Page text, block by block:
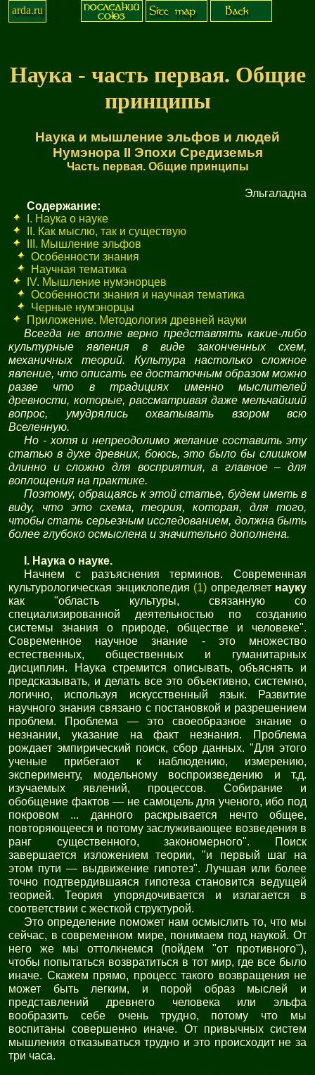
arda.ru
Наука - часть первая. Общие
принципы
Наука и мышление эльфов и людей
Нумэнора II Эпохи Средиземья
Часть первая. Общие принципы
Эльгаладна
Содержание:
I. Наука о науке
II. Как мыслю, так и существую
III. Мышление эльфов
Особенности знания
Научная тематика
IV. Мышление нумэнорцев
Особенности знания и научная тематика
Черные нумэнорцы
Приложение. Методология древней науки
Всегда не вполне верно представлять какие-либо
культурные явления в виде законченных схем,
механичных теорий. Культура настолько сложное
явление, что описать ее достаточным образом можно
разве что в традициях именно мыслителей
древности, которые, рассматривая даже мельчайший
вопрос, умудрялись охватывать взором всю
Вселенную.
Но - хотя и непреодолимо желание составить эту
статью в духе древних, боюсь, это было бы слишком
длинно и сложно для восприятия, а главное – для
воплощения на практике.
Поэтому, обращаясь к этой статье, будем иметь в
виду, что это схема, теория, которая, для того,
чтобы стать серьезным исследованием, должна быть
более глубоко осмыслена и значительно дополнена.
I. Наука о науке.
Начнем с разъяснения терминов. Современная
культурологическая энциклопедия (1) определяет науку
как "область культуры, связанную со
специализированной деятельностью по созданию
системы знания о природе, обществе и человеке".
Современное научное знание - это множество
естественных, общественных и гуманитарных
дисциплин. Наука стремится описывать, объяснять и
предсказывать, и делать все это объективно, системно,
логично, используя искусственный язык. Развитие
научного знания связано с постановкой и разрешением
проблем. Проблема — это своеобразное знание о
незнании, указание на факт незнания. Проблема
рождает эмпирический поиск, сбор данных. "Для этого
ученые прибегают к наблюдению, измерению,
эксперименту, модельному воспроизведению и т.д.
изучаемых явлений, процессов. Собирание и
обобщение фактов — не самоцель для ученого, ибо под
покровом ... данного раскрывается нечто общее,
повторяющееся и потому заслуживающее возведения в
ранг существенного, закономерного". Поиск
завершается изложением теории, "и первый шаг на
этом пути — выдвижение гипотез". Лучшая или более
точно подтвердившаяся гипотеза становится ведущей
теорией. Теория упорядочивается и излагается в
соответствии с жесткой структурой.
Это определение поможет нам осмыслить то, что мы
сейчас, в современном мире, понимаем под наукой. От
него же мы оттолкнемся (пойдем "от противного"),
чтобы попытаться возвратиться в тот мир, где все было
иначе. Скажем прямо, процесс такого возвращения не
может быть легким, и порой образ мыслей и
представлений древнего человека или эльфа
вообразить себе очень трудно, потому что мы
воспитаны совершенно иначе. От привычных систем
мышления отказываться трудно и это происходит не за
три часа.